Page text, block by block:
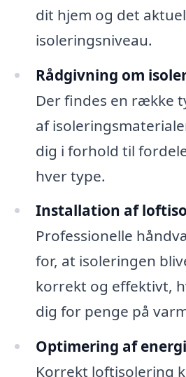
dit hjem og det
isoleringsniveau.
Rådgivning om
Der findes en række
af
dig i forhold til
hver type.
Installation af
Professionelle
for, at isoleringen
korrekt og effektivt,
dig for penge på
Optimering af
Korrekt loftisolering